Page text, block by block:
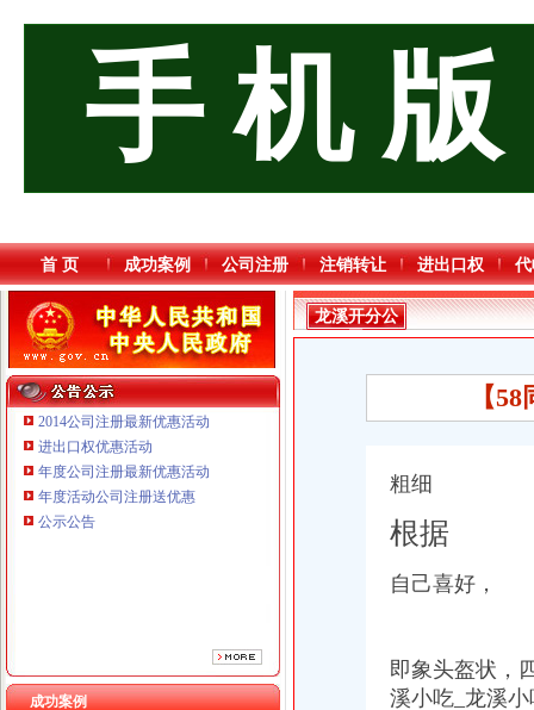
手 机 版
首 页 成功案例 公司注册 注销转让 进出口权
2014公司注册最新优惠活动
进出口权优惠活动
年度公司注册最新优惠活动
年度活动公司注册送优惠
公示公告
成功案例
重庆臣夫商贸有限公司 （执照专让）
重庆信同广告有限公司 渝沙50万 （工商注册）
重庆市明诚塑料制品有限责任公司 渝高100万 （进出口权）
重庆凯誉网络通信技术工程有限公司渝中分公司 （工商注册）
重庆佳技维科技发展有限公司 渝南100万 （进出口权）
龙溪开分公
司
【
粗细
根据
自己喜好，
即象头盔状，
溪小吃_龙溪